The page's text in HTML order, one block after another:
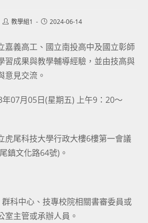
Post教學組1
Post2024-06-14
嘉義高工、國立南投高中及國立彰師
習成果與教學輔導經驗，並由技高與
意見交流。
07月05日(星期五) 上午9：20～
虎尾科技大學行政大樓6樓第一會議
鎮文化路64號)。
科中心、技專校院相關書審委員或
室主管或承辦人員。